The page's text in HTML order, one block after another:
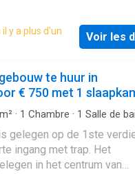
via E40 (Luik-
gelijkvloers: inkomhal,
keuken, eetkamer,
en een badkamer met
De zolder
ruimte. Geen
en stop
y a plus d'un
Voir les
te huur in
€ 750 met 1
m² · 1 Chambre · 1 Salle de
gelegen op de 1ste
ingang met trap. Het
in het centrum van